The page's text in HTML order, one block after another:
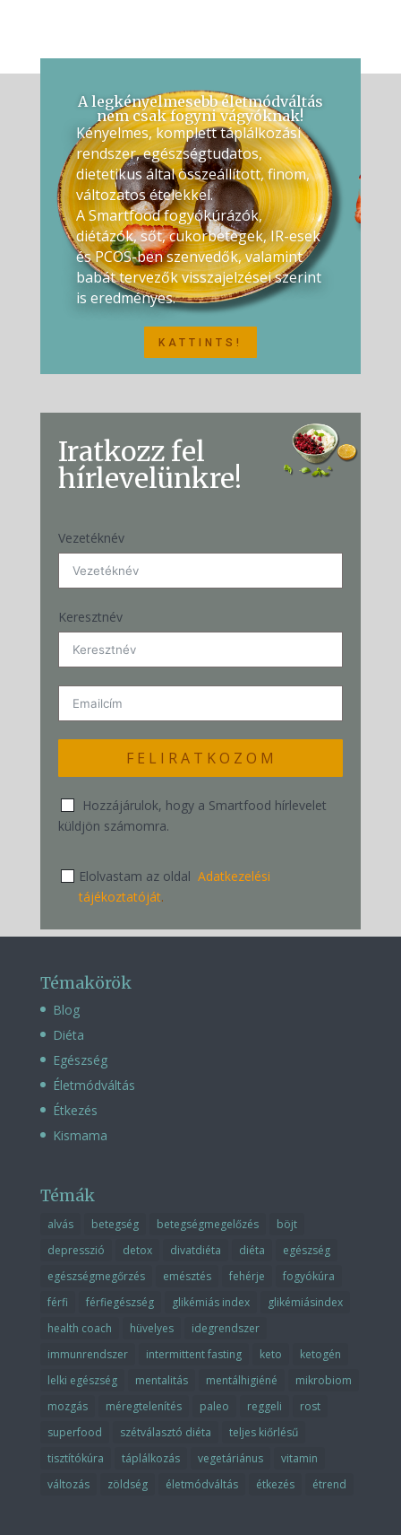
A legkényelmesebb életmódváltás
nem csak fogyni vágyóknak!
Kényelmes, komplett táplálkozási
rendszer, egészségtudatos,
dietetikus által összeállított, finom,
változatos ételekkel.
A Smartfood fogyókúrázók,
diétázók, sőt, cukorbetegek, IR-esek
és PCOS-ben szenvedők, valamint
babát tervezők visszajelzései szerint
is eredményes.
KATTINTS!
Iratkozz fel
hírlevelünkre!
Vezetéknév
Keresztnév
F E L I R A T K O Z O M
Hozzájárulok, hogy a Smartfood hírlevelet
küldjön számomra.
Elolvastam az oldal Adatkezelési
tájékoztatóját.
Témakörök
Blog
Diéta
Egészség
Életmódváltás
Étkezés
Kismama
Témák
alvás betegség betegségmegelőzés
böjt
depresszió
detox divatdiéta diéta
egészség
egészségmegőrzés
emésztés fehérje
fogyókúra
férfi
férfiegészség glikémiás index
glikémiásindex
health coach
hüvelyes
idegrendszer
immunrendszer
intermittent fasting keto
ketogén
lelki egészség
mentalitás mentálhigiéné
mikrobiom
mozgás
méregtelenítés paleo reggeli
rost
superfood
szétválasztó diéta
teljes kiőrlésű
tisztítókúra
táplálkozás vegetáriánus
vitamin
változás
zöldség életmódváltás étkezés étrend